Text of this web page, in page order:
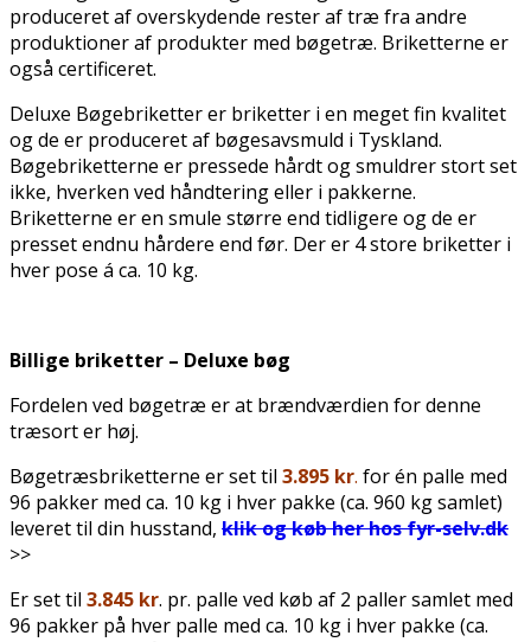
produceret af overskydende rester af træ fra andre
produktioner af produkter med bøgetræ. Briketterne er
også certificeret.
Deluxe Bøgebriketter er briketter i en meget fin kvalitet
og de er produceret af bøgesavsmuld i Tyskland.
Bøgebriketterne er pressede hårdt og smuldrer stort set
ikke, hverken ved håndtering eller i pakkerne.
Briketterne er en smule større end tidligere og de er
presset endnu hårdere end før. Der er 4 store briketter i
hver pose á ca. 10 kg.
Billige briketter – Deluxe bøg
Fordelen ved bøgetræ er at brændværdien for denne
træsort er høj.
Bøgetræsbriketterne er set til 3.895 kr. for én palle med
96 pakker med ca. 10 kg i hver pakke (ca. 960 kg samlet)
leveret til din husstand, klik og køb her hos fyr-selv.dk
>>
Er set til 3.845 kr. pr. palle ved køb af 2 paller samlet med
96 pakker på hver palle med ca. 10 kg i hver pakke (ca.